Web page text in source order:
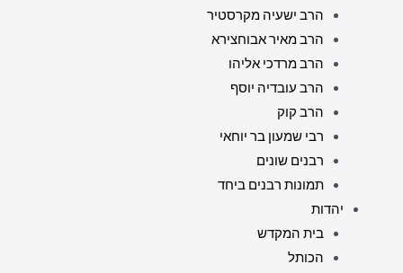
הרב ישעיה מקרסטיר
הרב מאיר אבוחצירא
הרב מרדכי אליהו
הרב עובדיה יוסף
הרב קוק
רבי שמעון בר יוחאי
רבנים שונים
תמונות רבנים ביחד
יהדות
בית המקדש
הכותל